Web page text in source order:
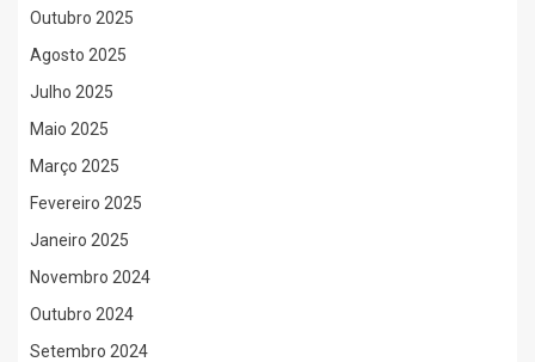
Outubro 2025
Agosto 2025
Julho 2025
Maio 2025
Março 2025
Fevereiro 2025
Janeiro 2025
Novembro 2024
Outubro 2024
Setembro 2024